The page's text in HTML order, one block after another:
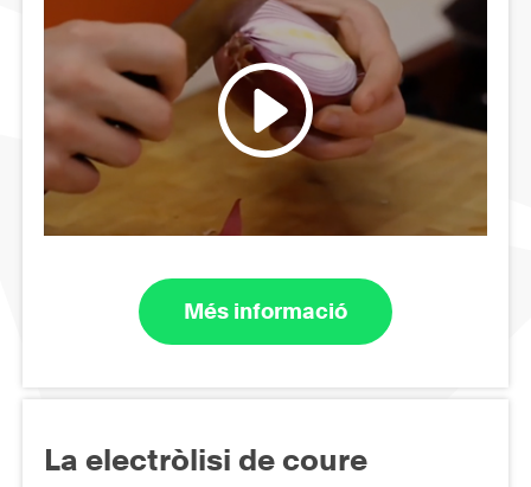
Més informació
La electròlisi de coure